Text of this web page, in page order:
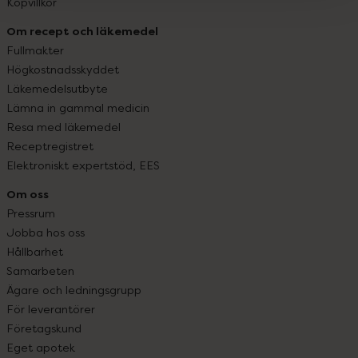
Om recept och läkemedel
Fullmakter
Högkostnadsskyddet
Läkemedelsutbyte
Lämna in gammal medicin
Resa med läkemedel
Receptregistret
Elektroniskt expertstöd, EES
Om oss
Pressrum
Jobba hos oss
Hållbarhet
Samarbeten
Ägare och ledningsgrupp
För leverantörer
Företagskund
Eget apotek